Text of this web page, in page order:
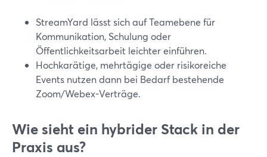
StreamYard lässt sich auf Teamebene für
Kommunikation, Schulung oder
Öffentlichkeitsarbeit leichter einführen.
Hochkarätige, mehrtägige oder risikoreiche
Events nutzen dann bei Bedarf bestehende
Zoom/Webex-Verträge.
Wie sieht ein hybrider Stack in der
Praxis aus?